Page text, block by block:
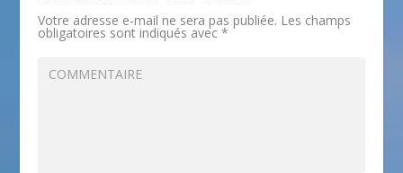
Votre adresse e-mail ne sera pas publiée. Les champs
obligatoires sont indiqués avec*